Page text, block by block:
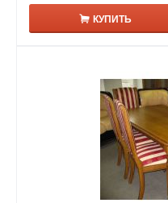
КУПИТЬ